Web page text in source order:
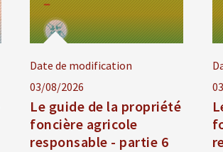
Date de modification
03/08/2026
Le guide de la propriété
foncière agricole
responsable - partie 6